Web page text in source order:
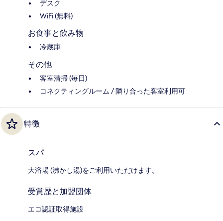
デスク
WiFi (無料)
お食事と飲み物
冷蔵庫
その他
客室清掃 (毎日)
コネクティングルーム / 隣り合った客室利用可
特徴
スパ
大浴場 (沸かし湯)をご利用いただけます。
受賞歴と加盟団体
エコ認証取得施設